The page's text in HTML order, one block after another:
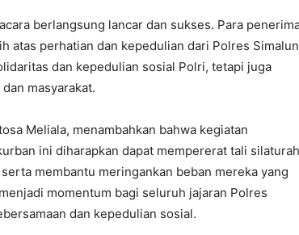
berlangsung lancar dan sukses. Para
atas perhatian dan kepedulian dari Polres
dan kepedulian sosial Polri, tetapi juga
masyarakat.
Meliala, menambahkan bahwa kegiatan
ini diharapkan dapat mempererat tali
membantu meringankan beban mereka yang
momentum bagi seluruh jajaran Polres
dan kepedulian sosial.